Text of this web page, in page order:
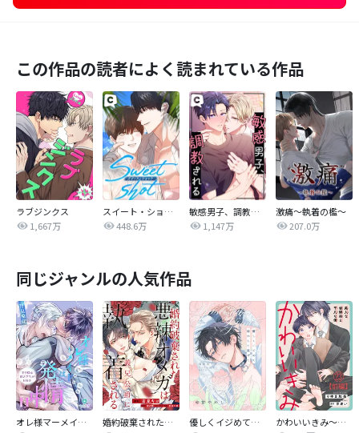
この作品の読者によく読まれている作品
ラブジンクス
1,667万
スイート・ショット
448.6万
敏感男子、調教される
1,147万
激痛～執着の檻～
207.0万
同じジャンルの人気作品
オレ様マーメイドは発情中～王子様は貧乏学生がお好き～
婚約破棄された悪辣オメガは義兄公爵に執着される 【連載版】
優しくイジめて溶かして混ぜて
かわいいきみ～美人な幼馴染と平凡な僕～